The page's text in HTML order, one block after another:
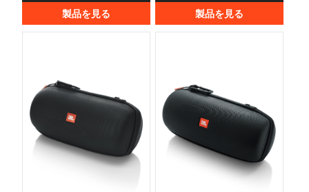
製品を見る 製品を見る